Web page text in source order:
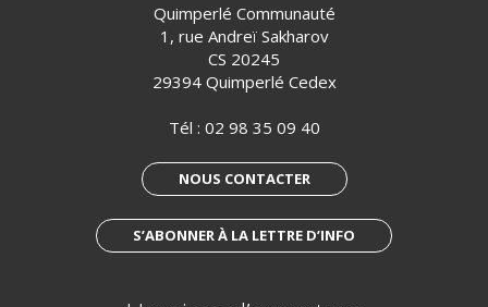
Quimperlé Communauté
1, rue Andreï Sakharov
CS 20245
29394 Quimperlé Cedex
Tél : 02 98 35 09 40
NOUS CONTACTER
S’ABONNER À LA LETTRE D’INFO